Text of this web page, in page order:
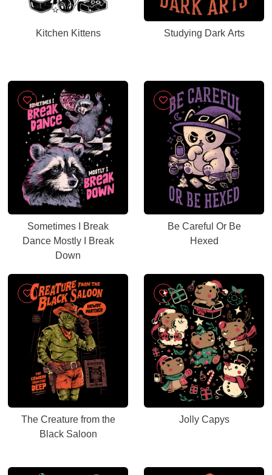
Kitchen Kittens Studying Dark Arts
Sometimes I Break
Dance Mostly I Break
Down
Be Careful Or Be
Hexed
The Creature from the
Black Saloon
Jolly Capys